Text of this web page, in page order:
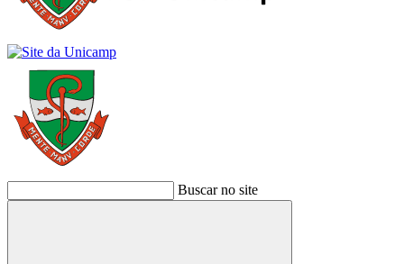
Buscar no site